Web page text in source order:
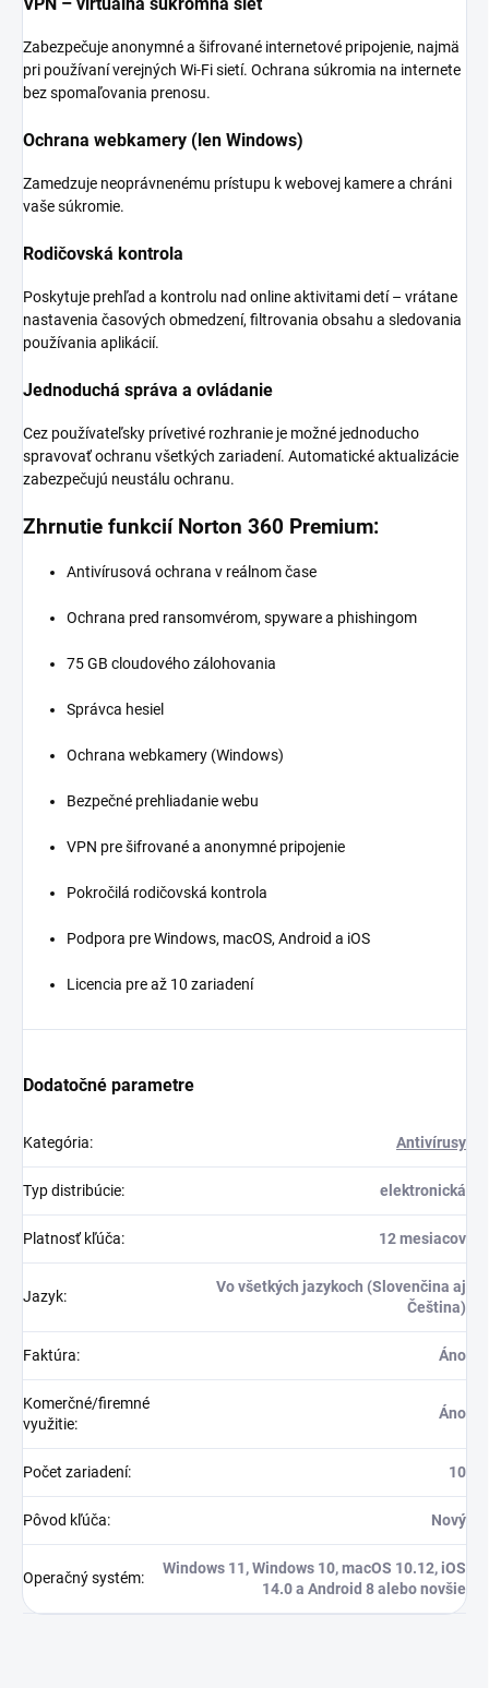
VPN – virtuálna súkromná sieť
Zabezpečuje anonymné a šifrované internetové pripojenie, najmä
pri používaní verejných Wi-Fi sietí. Ochrana súkromia na internete
bez spomaľovania prenosu.
Ochrana webkamery (len Windows)
Zamedzuje neoprávnenému prístupu k webovej kamere a chráni
vaše súkromie.
Rodičovská kontrola
Poskytuje prehľad a kontrolu nad online aktivitami detí – vrátane
nastavenia časových obmedzení, filtrovania obsahu a sledovania
používania aplikácií.
Jednoduchá správa a ovládanie
Cez používateľsky prívetivé rozhranie je možné jednoducho
spravovať ochranu všetkých zariadení. Automatické aktualizácie
zabezpečujú neustálu ochranu.
Zhrnutie funkcií Norton 360 Premium:
Antivírusová ochrana v reálnom čase
Ochrana pred ransomvérom, spyware a phishingom
75 GB cloudového zálohovania
Správca hesiel
Ochrana webkamery (Windows)
Bezpečné prehliadanie webu
VPN pre šifrované a anonymné pripojenie
Pokročilá rodičovská kontrola
Podpora pre Windows, macOS, Android a iOS
Licencia pre až 10 zariadení
Dodatočné parametre
Kategória: Antivírusy
Typ distribúcie: elektronická
Platnosť kľúča: 12 mesiacov
Jazyk:
Vo všetkých jazykoch (Slovenčina aj
Čeština)
Faktúra: Áno
Komerčné/firemné
využitie:
Áno
Počet zariadení: 10
Pôvod kľúča: Nový
Operačný systém:
Windows 11, Windows 10, macOS 10.12, iOS
14.0 a Android 8 alebo novšie